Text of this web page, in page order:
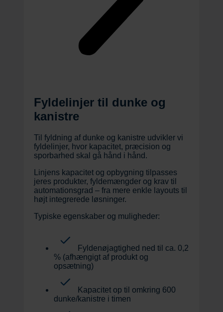
Fyldelinjer til dunke og
kanistre
Til fyldning af dunke og kanistre udvikler vi
fyldelinjer, hvor kapacitet, præcision og
sporbarhed skal gå hånd i hånd.
Linjens kapacitet og opbygning tilpasses
jeres produkter, fyldemængder og krav til
automationsgrad – fra mere enkle layouts til
højt integrerede løsninger.
Typiske egenskaber og muligheder:
Fyldenøjagtighed ned til ca. 0,2
% (afhængigt af produkt og
opsætning)
Kapacitet op til omkring 600
dunke/kanistre i timen